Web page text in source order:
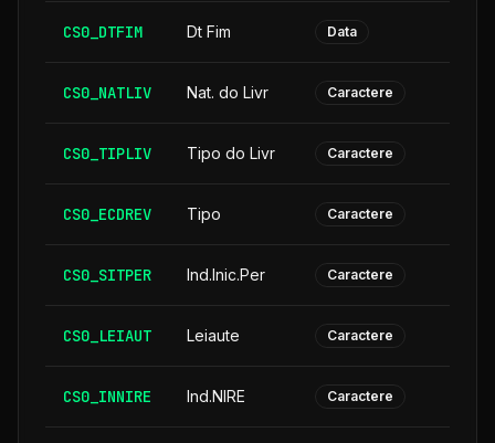
CS0_DTFIM Dt Fim Data
CS0_NATLIV Nat. do Livr Caractere
CS0_TIPLIV Tipo do Livr Caractere
CS0_ECDREV Tipo Caractere
CS0_SITPER Ind.Inic.Per Caractere
CS0_LEIAUT Leiaute Caractere
CS0_INNIRE Ind.NIRE Caractere